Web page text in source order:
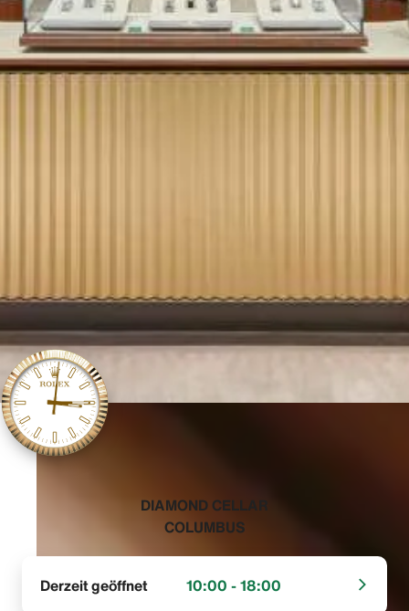
‭DIAMOND CELLAR
COLUMBUS‬
Derzeit geöffnet 10:00 - 18:00